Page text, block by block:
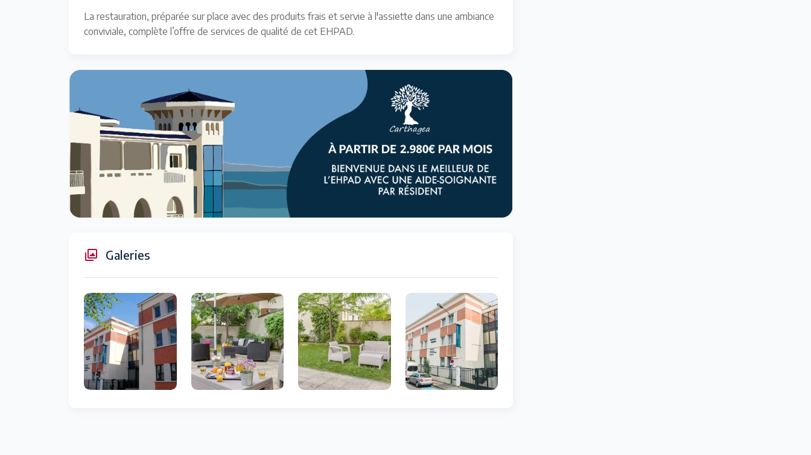
La restauration, préparée sur place avec des produits frais et servie à l'assiette dans une ambiance
conviviale, complète l’offre de services de qualité de cet EHPAD.
Galeries